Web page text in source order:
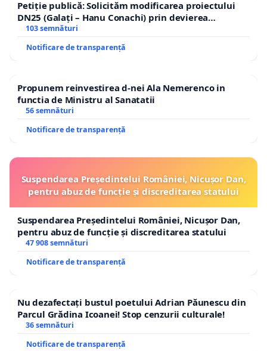
Petiție publică: Solicităm modificarea proiectului
DN25 (Galați – Hanu Conachi) prin devierea
traseului în afara localităților!
103 semnături
Notificare de transparență
Propunem reinvestirea d-nei Ala Nemerenco in
functia de Ministru al Sanatatii
56 semnături
Notificare de transparență
Suspendarea Președintelui României, Nicușor Dan,
pentru abuz de funcție și discreditarea statului
Suspendarea Președintelui României, Nicușor Dan,
pentru abuz de funcție și discreditarea statului
47 908 semnături
Notificare de transparență
Nu dezafectați bustul poetului Adrian Păunescu din
Parcul Grădina Icoanei! Stop cenzurii culturale!
36 semnături
Notificare de transparență